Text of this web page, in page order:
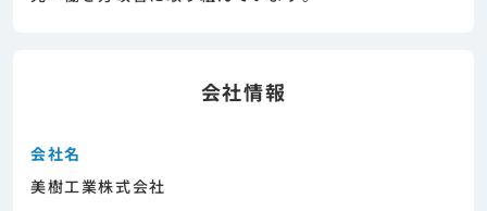
きます。
会社情報
会社名
美樹工業株式会社